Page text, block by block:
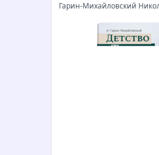
Гарин-Михайловский